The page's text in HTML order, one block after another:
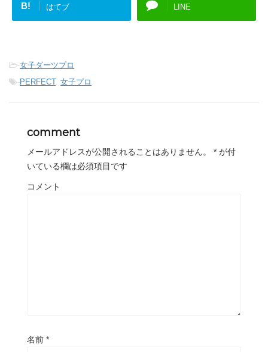
B! はてブ LINE
-女子ダーツプロ
-PERFECT, 女子プロ
comment
メールアドレスが公開されることはありません。 * が付
いている欄は必須項目です
コメント
名前 *